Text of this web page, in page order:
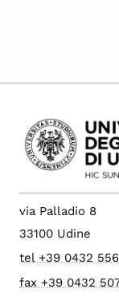
via Palladio 8
33100 Udine
tel +39 0432
fax +39 0432